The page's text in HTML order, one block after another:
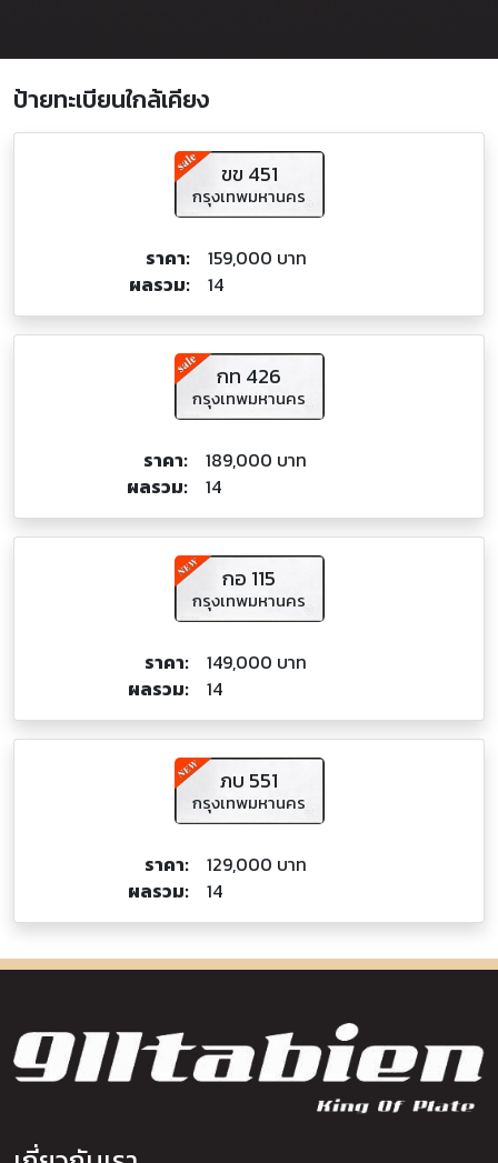
ป้ายทะเบียนใกล้เคียง
ขข 451
กรุงเทพมหานคร
ราคา:
159,000 บาท
ผลรวม:
14
กท 426
กรุงเทพมหานคร
ราคา:
189,000 บาท
ผลรวม:
14
กอ 115
กรุงเทพมหานคร
ราคา:
149,000 บาท
ผลรวม:
14
ภบ 551
กรุงเทพมหานคร
ราคา:
129,000 บาท
ผลรวม:
14